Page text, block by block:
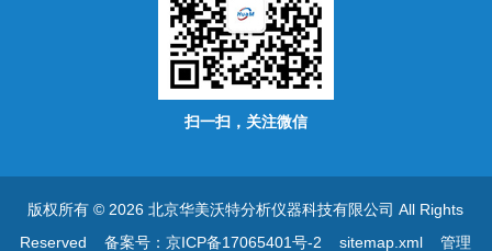
扫一扫，关注微信
版权所有 © 2026 北京华美沃特分析仪器科技有限公司 All Rights
Reserved备案号：京ICP备17065401号-2 sitemap.xml 管理